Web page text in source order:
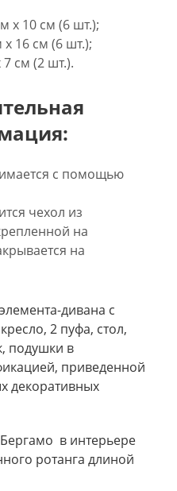
х 10 см (6 шт.);
х 16 см (6 шт.);
см (2 шт.).
с помощью
чехол из
на
на
дивана с
2 пуфа, стол,
подушки в
приведенной
декоративных
в интерьере
ротанга длиной